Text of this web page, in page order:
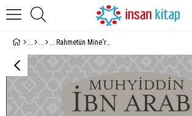
Rahmetün Mine'r Rahman; Kur'an-ı Kerim Tefsiri 2